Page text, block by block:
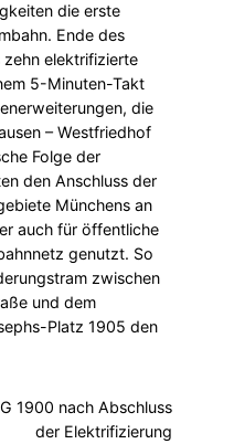
die erste
Ende des
elektrifizierte
5-Minuten-Takt
die
– Westfriedhof
Folge der
den Anschluss der
Münchens an
auch für öffentliche
genutzt. So
zwischen
und dem
Platz 1905 den
1900 nach Abschluss
der Elektrifizierung